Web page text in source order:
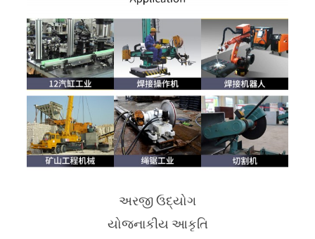
અરજી ઉદ્યોગ
યોજનાકીય આકૃતિ